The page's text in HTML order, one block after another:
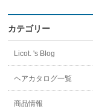
カテゴリー
Licot. 's Blog
ヘアカタログ一覧
商品情報